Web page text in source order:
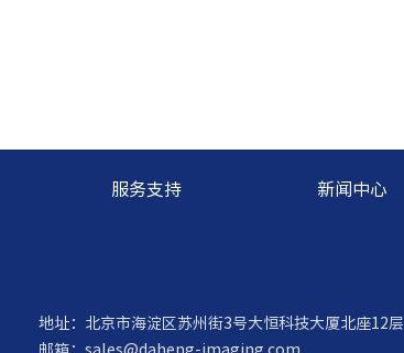
服务支持 新闻中心
地址：北京市海淀区苏州街3号大恒科技大厦北座12层